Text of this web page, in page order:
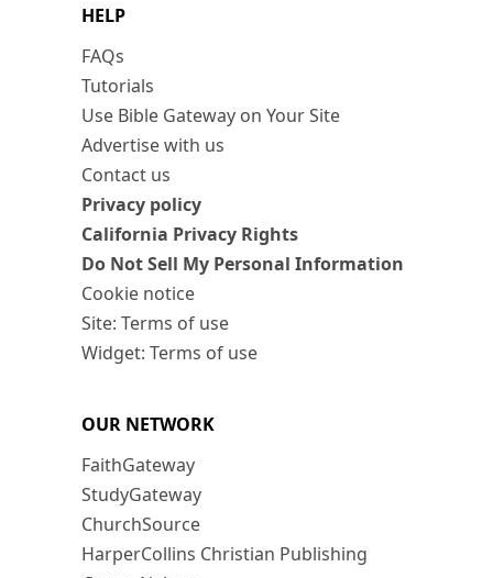
HELP
FAQs
Tutorials
Use Bible Gateway on Your Site
Advertise with us
Contact us
Privacy policy
California Privacy Rights
Do Not Sell My Personal Information
Cookie notice
Site: Terms of use
Widget: Terms of use
OUR NETWORK
FaithGateway
StudyGateway
ChurchSource
HarperCollins Christian Publishing